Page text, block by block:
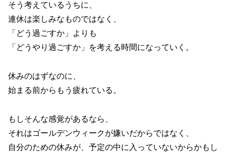
そう考えているうちに、
連休は楽しみなものではなく、
「どう過ごすか」よりも
「どうやり過ごすか」を考える時間になっていく。
休みのはずなのに、
始まる前からもう疲れている。
もしそんな感覚があるなら、
それはゴールデンウィークが嫌いだからではなく、
自分のための休みが、予定の中に入っていないからかもし